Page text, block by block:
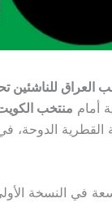
العراق للناشئين تحت 17
أمام منتخب
الدوحة،
في النسخة